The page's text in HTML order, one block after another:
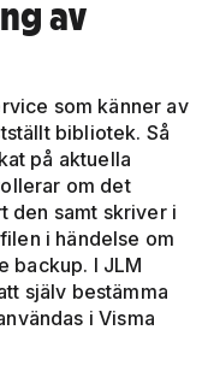
av
som känner av
bibliotek. Så
på aktuella
om det
den samt skriver i
i händelse om
backup. I JLM
själv bestämma
i Visma